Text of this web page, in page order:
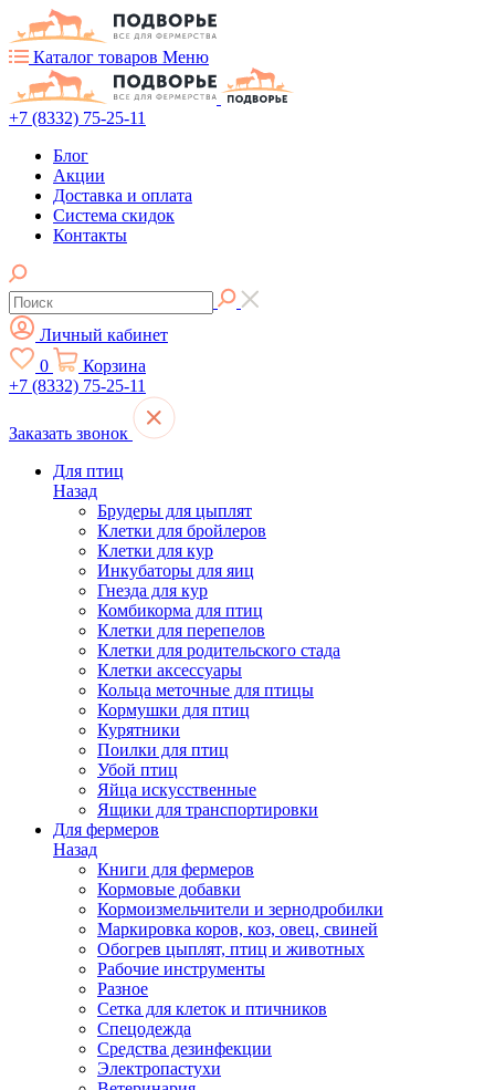
Каталог товаров Меню
+7 (8332) 75-25-11
Блог
Акции
Доставка и оплата
Система скидок
Контакты
Личный кабинет
0
Корзина
+7 (8332) 75-25-11
Заказать звонок
Для птиц
Назад
Брудеры для цыплят
Клетки для бройлеров
Клетки для кур
Инкубаторы для яиц
Гнезда для кур
Комбикорма для птиц
Клетки для перепелов
Клетки для родительского стада
Клетки аксессуары
Кольца меточные для птицы
Кормушки для птиц
Курятники
Поилки для птиц
Убой птиц
Яйца искусственные
Ящики для транспортировки
Для фермеров
Назад
Книги для фермеров
Кормовые добавки
Кормоизмельчители и зернодробилки
Маркировка коров, коз, овец, свиней
Обогрев цыплят, птиц и животных
Рабочие инструменты
Разное
Сетка для клеток и птичников
Спецодежда
Средства дезинфекции
Электропастухи